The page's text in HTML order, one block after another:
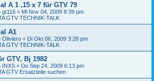
A 1 ,15 x 7 für GTV 79
gt116 « Mi Nov 04, 2009 8:39 pm
GTV TECHNIK-TALK
A1
Oliviero « Di Okt 06, 2009 3:28 pm
GTV TECHNIK-TALK
GTV, Bj 1982
INXS « Do Sep 24, 2009 6:13 pm
GTV Ersatzteile suchen